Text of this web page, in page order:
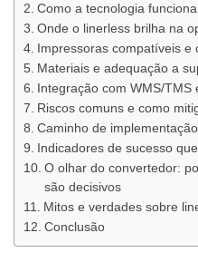
Como a tecnologia
Onde o linerless brilha na
Impressoras compatíveis e
Materiais e adequação a
Integração com WMS/TMS
Riscos comuns e como
Caminho de
Indicadores de sucesso
O olhar do convertedor:
são decisivos
Mitos e verdades sobre
Conclusão